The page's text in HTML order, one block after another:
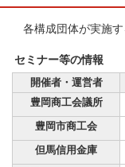
各構成団体が実施す
セミナー等の情報
開催者・運営者
豊岡商工会議所
豊岡市商工会
但馬信用金庫